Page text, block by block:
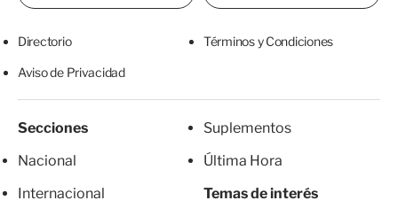
Directorio Términos y Condiciones
Aviso de Privacidad
Secciones
Nacional
Internacional
Suplementos
Última Hora
Temas de interés